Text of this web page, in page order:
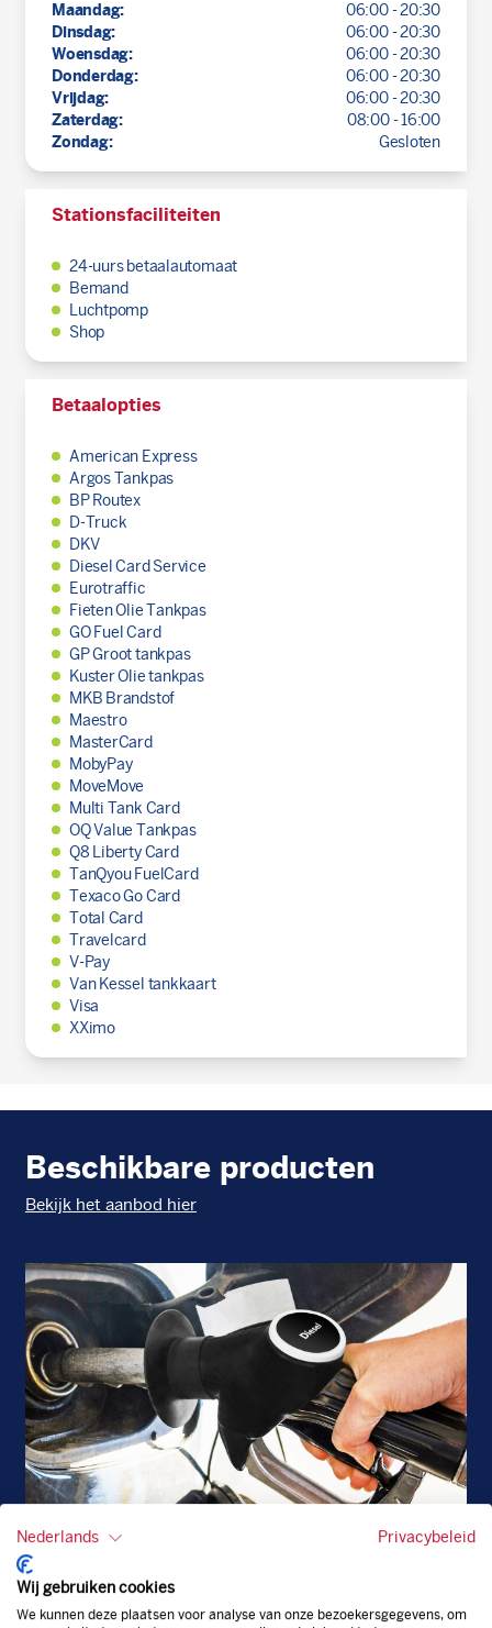
Maandag:
06:00 - 20:30
Dinsdag:
06:00 - 20:30
Woensdag:
06:00 - 20:30
Donderdag:
06:00 - 20:30
Vrijdag:
06:00 - 20:30
Zaterdag:
08:00 - 16:00
Zondag:
Gesloten
Stationsfaciliteiten
24-uurs betaalautomaat
Bemand
Luchtpomp
Shop
Betaalopties
American Express
Argos Tankpas
BP Routex
D-Truck
DKV
Diesel Card Service
Eurotraffic
Fieten Olie Tankpas
GO Fuel Card
GP Groot tankpas
Kuster Olie tankpas
MKB Brandstof
Maestro
MasterCard
MobyPay
MoveMove
Multi Tank Card
OQ Value Tankpas
Q8 Liberty Card
TanQyou FuelCard
Texaco Go Card
Total Card
Travelcard
V-Pay
Van Kessel tankkaart
Visa
XXimo
Beschikbare producten
Bekijk het aanbod hier
Diesel
Nederlands Privacybeleid
Wij gebruiken cookies
We kunnen deze plaatsen voor analyse van onze bezoekersgegevens, om